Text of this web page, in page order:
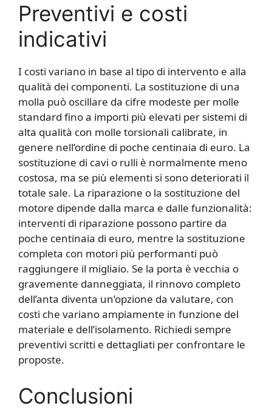
Preventivi e costi
indicativi
I costi variano in base al tipo di intervento e alla
qualità dei componenti. La sostituzione di una
molla può oscillare da cifre modeste per molle
standard fino a importi più elevati per sistemi di
alta qualità con molle torsionali calibrate, in
genere nell’ordine di poche centinaia di euro. La
sostituzione di cavi o rulli è normalmente meno
costosa, ma se più elementi si sono deteriorati il
totale sale. La riparazione o la sostituzione del
motore dipende dalla marca e dalle funzionalità:
interventi di riparazione possono partire da
poche centinaia di euro, mentre la sostituzione
completa con motori più performanti può
raggiungere il migliaio. Se la porta è vecchia o
gravemente danneggiata, il rinnovo completo
dell’anta diventa un’opzione da valutare, con
costi che variano ampiamente in funzione del
materiale e dell’isolamento. Richiedi sempre
preventivi scritti e dettagliati per confrontare le
proposte.
Conclusioni